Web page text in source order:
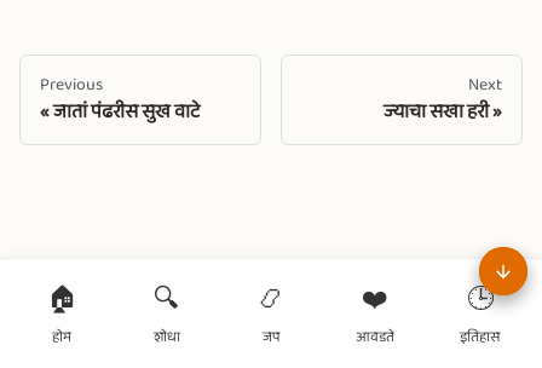
Previous
जातां पंढरीस सुख वाटे
Next
ज्याचा सखा हरी
🏠
होम
🔍
शोधा
📿
जप
❤️
आवडते
🕒
इतिहास